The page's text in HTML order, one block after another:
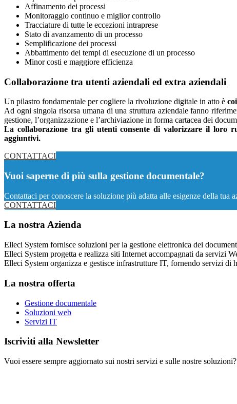
Affinamento dei processi
Monitoraggio continuo e miglior controllo
Tracciature di tutte le eccezioni intraprese
Stato di avanzamento di un processo
Semplificazione dei processi
Abbattimento dei tempi di esecuzione di un processo
Minor costi e maggiore efficienza
Collaborazione tra utenti aziendali ed extra aziendali
Un pilastro fondamentale per cogliere la rivoluzione digitale in atto è
Ad ogni singola risorsa umana di una struttura aziendale fanno
gestione, l’organizzazione e l’archiviazione in forma cartacea dei
La collaborazione tra gli utenti consente di valorizzare il loro
aggiuntivi.
CONTATTACI
Vuoi saperne di più sulla gestione documentale?
Contattaci per conoscere la soluzione più adatta alle esigenze della tua
CONTATTACI
La nostra Azienda
Elleci System fornisce soluzioni per la gestione elettronica dei
Elleci System progetta e realizza siti Internet accompagnati da servizi
Elleci System organizza e gestisce infrastrutture IT, fornendo servizi
La nostra offerta
Gestione documentale
Soluzioni web
Servizi IT
Iscriviti alla Newsletter
Vuoi essere sempre aggiornato sui nostri servizi e sulle nostre